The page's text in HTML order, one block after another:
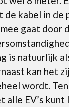
de kabel in de
gaat door
is natuurlijk
kan het
wordt.
alle EV’s kunt